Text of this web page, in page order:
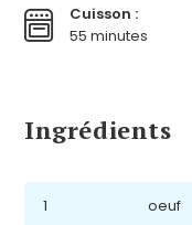
Cuisson :
55 minutes
Ingrédients
1 oeuf